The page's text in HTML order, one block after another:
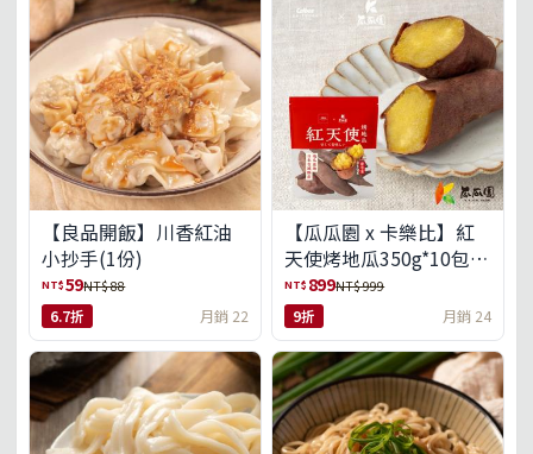
【良品開飯】川香紅油
小抄手(1份)
NT$59NT$ 88
6.7折 月銷 22
【瓜瓜園 x 卡樂比】紅
天使烤地瓜350g*10包
(免運組)
NT$ 899NT$ 999
9折 月銷 24